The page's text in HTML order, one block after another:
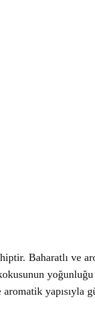
Baharatlı
yapısıyla